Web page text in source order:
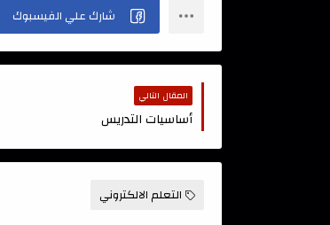
المقال التالي
أساسيات التدريس
التعلم الالكتروني